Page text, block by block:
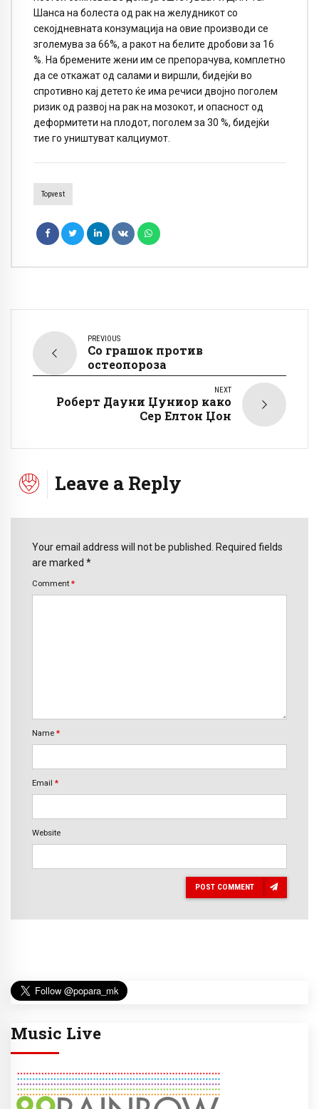
Шанса на болеста од рак на желудникот со
секојдневната конзумација на овие производи се
зголемува за 66%, а ракот на белите дробови за 16
%. На бремените жени им се препорачува, комплетно
да се откажат од салами и виршли, бидејќи во
спротивно кај детето ќе има речиси двојно поголем
ризик од развој на рак на мозокот, и опасност од
деформитети на плодот, поголем за 30 %, бидејќи
тие го уништуват калциумот.
Topvest
PREVIOUS
Со грашок против
остеопороза
NEXT
Роберт Дауни Џуниор како
Сер Елтон Џон
Leave a Reply
Your email address will not be published. Required fields
are marked *
Comment *
Name *
Email *
Website
POST COMMENT
Music Live